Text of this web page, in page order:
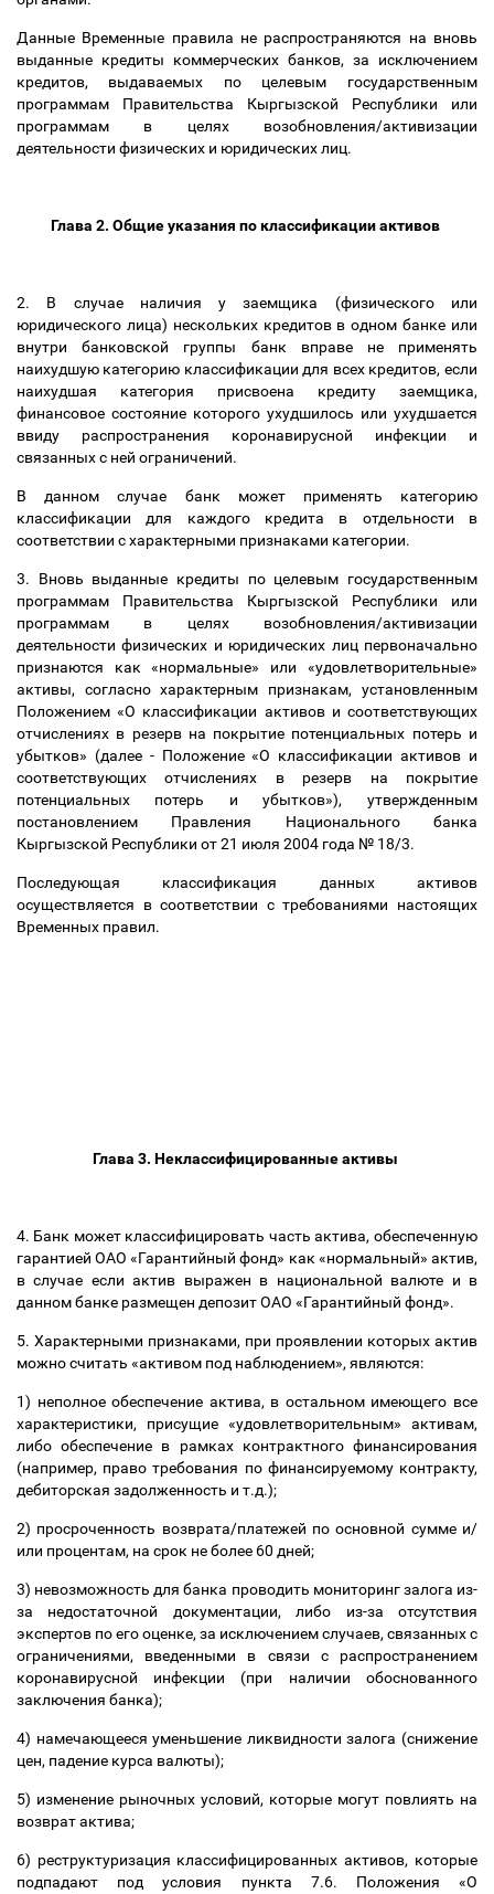
Данные Временные правила не распространяются на вновь
выданные кредиты коммерческих банков, за исключением
кредитов, выдаваемых по целевым государственным
программам Правительства Кыргызской Республики или
программам в целях возобновления/активизации
деятельности физических и юридических лиц.
Глава 2. Общие указания по классификации активов
2. В случае наличия у заемщика (физического или
юридического лица) нескольких кредитов в одном банке или
внутри банковской группы банк вправе не применять
наихудшую категорию классификации для всех кредитов, если
наихудшая категория присвоена кредиту заемщика,
финансовое состояние которого ухудшилось или ухудшается
ввиду распространения коронавирусной инфекции и
связанных с ней ограничений.
В данном случае банк может применять категорию
классификации для каждого кредита в отдельности в
соответствии с характерными признаками категории.
3. Вновь выданные кредиты по целевым государственным
программам Правительства Кыргызской Республики или
программам в целях возобновления/активизации
деятельности физических и юридических лиц первоначально
признаются как «нормальные» или «удовлетворительные»
активы, согласно характерным признакам, установленным
Положением «О классификации активов и соответствующих
отчислениях в резерв на покрытие потенциальных потерь и
убытков» (далее - Положение «О классификации активов и
соответствующих отчислениях в резерв на покрытие
потенциальных потерь и убытков»), утвержденным
постановлением Правления Национального банка
Кыргызской Республики от 21 июля 2004 года № 18/3.
Последующая классификация данных активов
осуществляется в соответствии с требованиями настоящих
Временных правил.
Глава 3. Неклассифицированные активы
4. Банк может классифицировать часть актива, обеспеченную
гарантией ОАО «Гарантийный фонд» как «нормальный» актив,
в случае если актив выражен в национальной валюте и в
данном банке размещен депозит ОАО «Гарантийный фонд».
5. Характерными признаками, при проявлении которых актив
можно считать «активом под наблюдением», являются:
1) неполное обеспечение актива, в остальном имеющего все
характеристики, присущие «удовлетворительным» активам,
либо обеспечение в рамках контрактного финансирования
(например, право требования по финансируемому контракту,
дебиторская задолженность и т.д.);
2) просроченность возврата/платежей по основной сумме и/
или процентам, на срок не более 60 дней;
3) невозможность для банка проводить мониторинг залога из-
за недостаточной документации, либо из-за отсутствия
экспертов по его оценке, за исключением случаев, связанных с
ограничениями, введенными в связи с распространением
коронавирусной инфекции (при наличии обоснованного
заключения банка);
4) намечающееся уменьшение ликвидности залога (снижение
цен, падение курса валюты);
5) изменение рыночных условий, которые могут повлиять на
возврат актива;
6) реструктуризация классифицированных активов, которые
подпадают под условия пункта 7.6. Положения «О